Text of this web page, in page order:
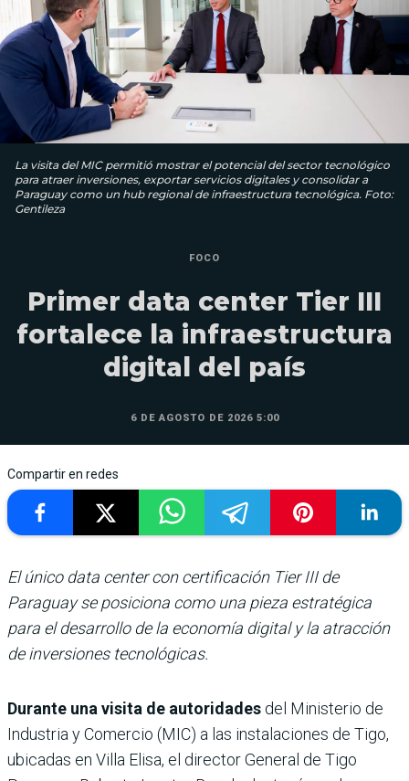
La visita del MIC permitió mostrar el potencial del sector tecnológico
para atraer inversiones, exportar servicios digitales y consolidar a
Paraguay como un hub regional de infraestructura tecnológica. Foto:
Gentileza
FOCO
Primer data center Tier III
fortalece la infraestructura
digital del país
6 DE AGOSTO DE 2026 5:00
Compartir en redes
El único data center con certificación Tier III de
Paraguay se posiciona como una pieza estratégica
para el desarrollo de la economía digital y la atracción
de inversiones tecnológicas.
Durante una visita de autoridades del Ministerio de
Industria y Comercio (MIC) a las instalaciones de Tigo,
ubicadas en Villa Elisa, el director General de Tigo